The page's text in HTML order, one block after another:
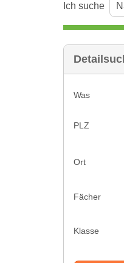
Ich suche
Was
PLZ
Ort
Fächer
Klasse